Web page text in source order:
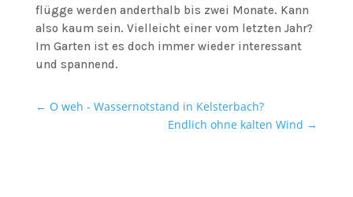
flügge werden anderthalb bis zwei Monate. Kann
also kaum sein. Vielleicht einer vom letzten Jahr?
Im Garten ist es doch immer wieder interessant
und spannend.
← O weh - Wassernotstand in Kelsterbach?
Endlich ohne kalten Wind →